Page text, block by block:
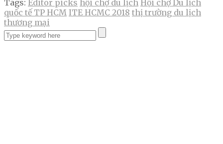
Tags: Editor picks hội chợ du lịch Hội chợ Du lịch
quốc tế TP HCM ITE HCMC 2018 thị trường du lịch
thương mại